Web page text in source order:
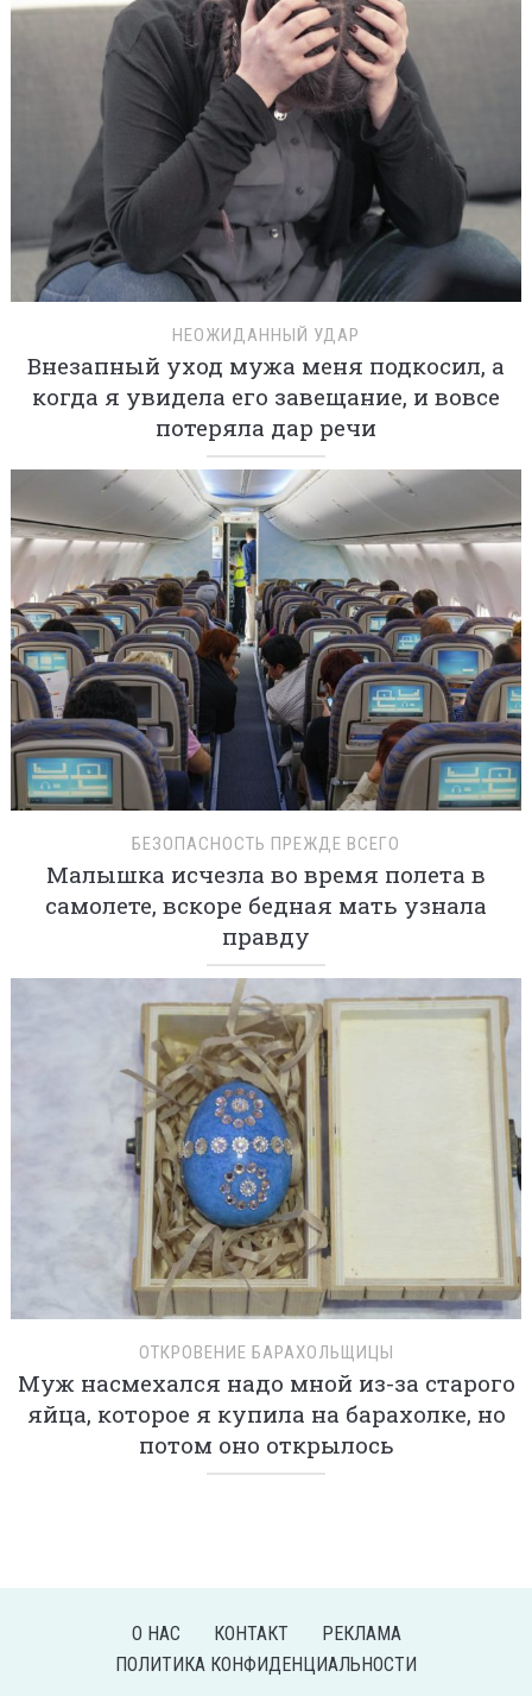
НЕОЖИДАННЫЙ УДАР
Внезапный уход мужа меня подкосил, а
когда я увидела его завещание, и вовсе
потеряла дар речи
БЕЗОПАСНОСТЬ ПРЕЖДЕ ВСЕГО
Малышка исчезла во время полета в
самолете, вскоре бедная мать узнала
правду
ОТКРОВЕНИЕ БАРАХОЛЬЩИЦЫ
Муж насмехался надо мной из-за старого
яйца, которое я купила на барахолке, но
потом оно открылось
О НАС КОНТАКТ
РЕКЛАМА
ПОЛИТИКА КОНФИДЕНЦИАЛЬНОСТИ